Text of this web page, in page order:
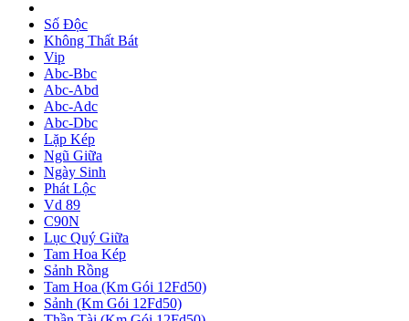
Số Độc
Không Thất Bát
Vip
Abc-Bbc
Abc-Abd
Abc-Adc
Abc-Dbc
Lặp Kép
Ngũ Giữa
Ngày Sinh
Phát Lộc
Vd 89
C90N
Lục Quý Giữa
Tam Hoa Kép
Sảnh Rồng
Tam Hoa (Km Gói 12Fd50)
Sảnh (Km Gói 12Fd50)